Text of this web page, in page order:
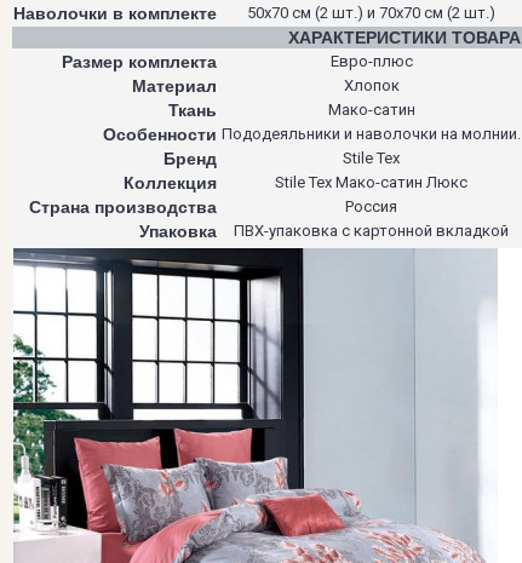
Наволочки в комплекте 50х70 см (2 шт.) и 70х70 см (2 шт.)
ХАРАКТЕРИСТИКИ ТОВАРА
Размер комплекта
Евро-плюс
Материал Хлопок
Ткань Мако-сатин
Особенности Пододеяльники и наволочки на молнии.
Бренд Stile Tex
Коллекция Stile Tex Мако-сатин Люкс
Страна производства Россия
Упаковка ПВХ-упаковка с картонной вкладкой